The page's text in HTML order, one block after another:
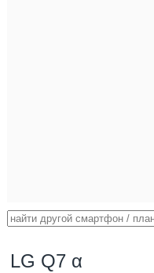
LG Q7 α